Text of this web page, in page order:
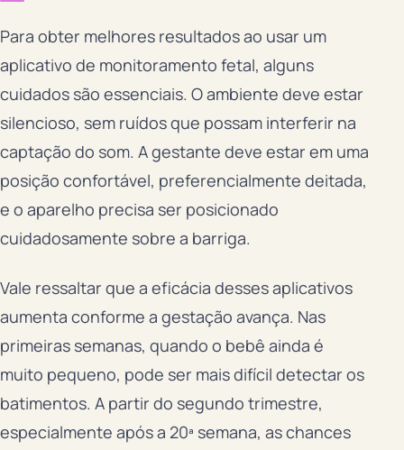
Para obter melhores resultados ao usar um
aplicativo de monitoramento fetal, alguns
cuidados são essenciais. O ambiente deve estar
silencioso, sem ruídos que possam interferir na
captação do som. A gestante deve estar em uma
posição confortável, preferencialmente deitada,
e o aparelho precisa ser posicionado
cuidadosamente sobre a barriga.
Vale ressaltar que a eficácia desses aplicativos
aumenta conforme a gestação avança. Nas
primeiras semanas, quando o bebê ainda é
muito pequeno, pode ser mais difícil detectar os
batimentos. A partir do segundo trimestre,
especialmente após a 20ª semana, as chances